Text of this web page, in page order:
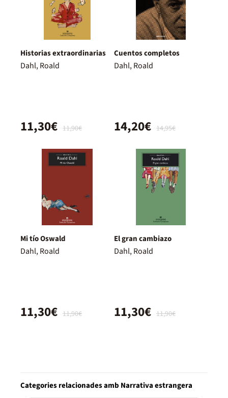
Historias extraordinarias
Dahl, Roald
11,90€
11,30€
Cuentos completos
Dahl, Roald
14,95€
14,20€
Mi tío Oswald
Dahl, Roald
11,90€
11,30€
El gran cambiazo
Dahl, Roald
11,90€
11,30€
Categories relacionades amb Narrativa estrangera